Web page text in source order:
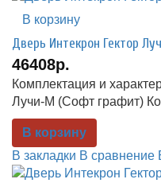
В корзину
Дверь Интекрон Гектор
46408р.
Комплектация и
Лучи-М (Софт графит)
В корзину
В закладки В сравнение